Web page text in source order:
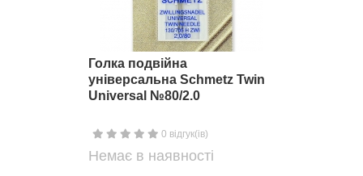
Голка подвійна
універсальна Schmetz Twin
Universal №80/2.0
0 відгук(ів)
Немає в наявності